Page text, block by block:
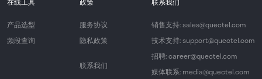
产品选型
频段查询
服务协议
隐私政策
联系我们
销售支持: sales@quectel.com
技术支持: support@quectel.com
招聘: career@quectel.com
媒体联系: media@quectel.com